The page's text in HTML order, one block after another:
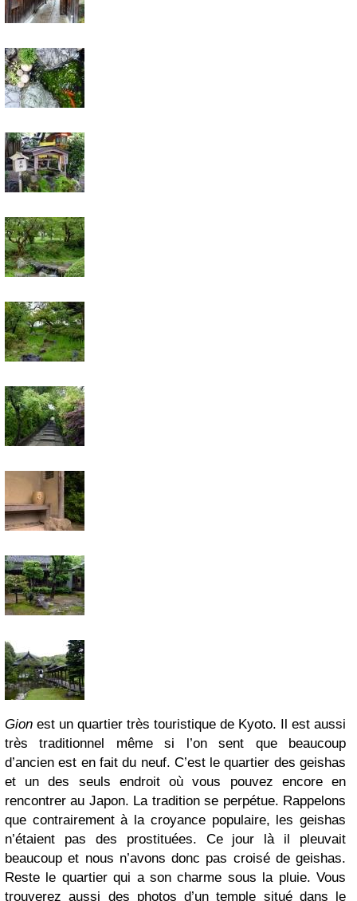
Gion est un quartier très touristique de Kyoto. Il est aussi
très traditionnel même si l’on sent que beaucoup
d’ancien est en fait du neuf. C’est le quartier des geishas
et un des seuls endroit où vous pouvez encore en
rencontrer au Japon. La tradition se perpétue. Rappelons
que contrairement à la croyance populaire, les geishas
n’étaient pas des prostituées. Ce jour là il pleuvait
beaucoup et nous n’avons donc pas croisé de geishas.
Reste le quartier qui a son charme sous la pluie. Vous
trouverez aussi des photos d’un temple situé dans le